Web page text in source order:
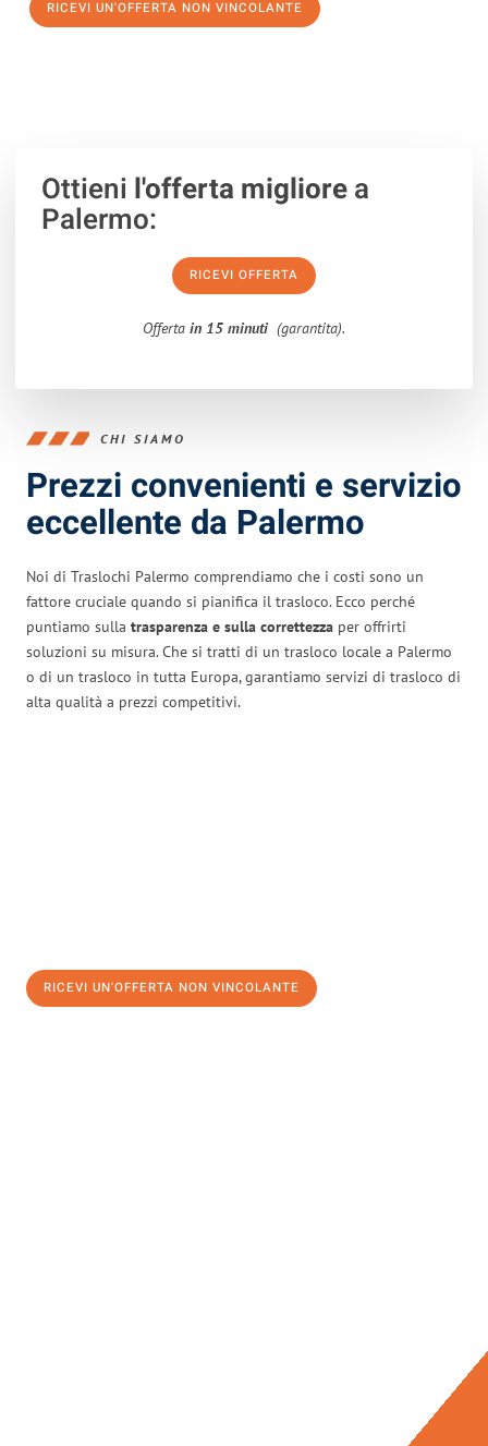
RICEVI UN'OFFERTA NON VINCOLANTE
Ottieni l'offerta migliorea
Palermo:
RICEVI OFFERTA
Offerta in 15 minuti (garantita).
CHI SIAMO
Prezzi convenienti e servizio
eccellente da Palermo
Noi di Traslochi Palermo comprendiamo che i costi sono un
fattore cruciale quando si pianifica il trasloco. Ecco perché
puntiamo sulla trasparenza e sulla correttezza per offrirti
soluzioni su misura. Che si tratti di un trasloco locale a Palermo
o di un trasloco in tutta Europa, garantiamo servizi di trasloco di
alta qualità a prezzi competitivi.
RICEVI UN'OFFERTA NON VINCOLANTE